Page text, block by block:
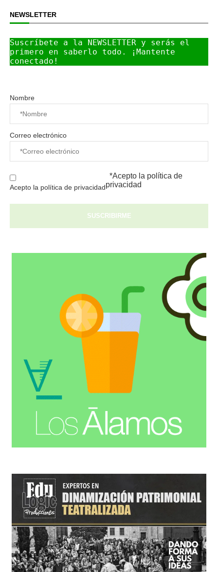
NEWSLETTER
Suscríbete a la NEWSLETTER y serás el
primero en saberlo todo. ¡Mantente
conectado!
Nombre
Correo electrónico
Acepto la política de privacidad
*Acepto la política de
privacidad